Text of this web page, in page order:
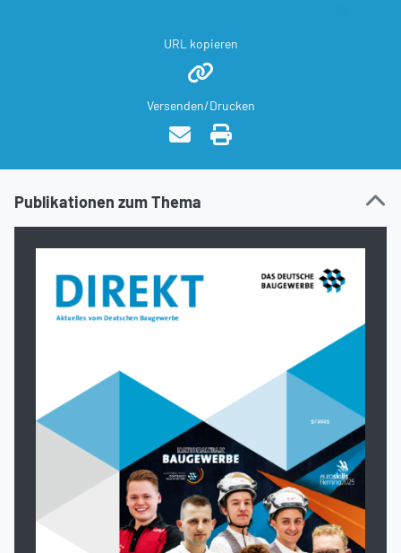
URL kopieren
Versenden/Drucken
Publikationen zum Thema